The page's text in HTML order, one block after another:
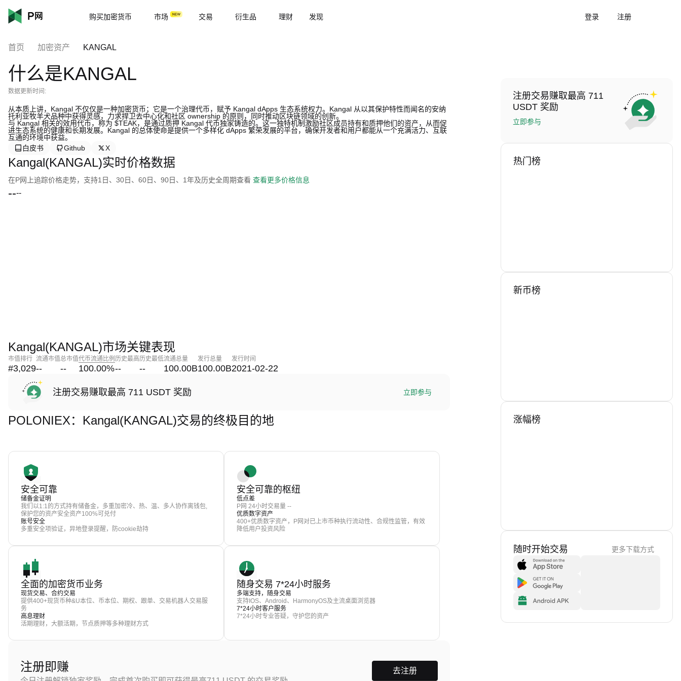
购买加密货币 市场 交易 衍生品 理财 发现 登录 注册
首页 加密资产 KANGAL
什么是KANGAL
数据更新时间:
从本质上讲，Kangal 不仅仅是一种加密货币；它是一个治理代币，赋予 Kangal dApps 生态系统权力。Kangal 从以其保护特性而闻名的安纳
托利亚牧羊犬品种中获得灵感，力求捍卫去中心化和社区 ownership 的原则，同时推动区块链领域的创新。
与 Kangal 相关的效用代币，称为 $TEAK，是通过质押 Kangal 代币独家铸造的。这一独特机制激励社区成员持有和质押他们的资产，从而促
进生态系统的健康和长期发展。Kangal 的总体使命是提供一个多样化 dApps 繁荣发展的平台，确保开发者和用户都能从一个充满活力、互联
互通的环境中获益。
白皮书
Github X
Kangal(KANGAL)实时价格数据
在P网上追踪价格走势，支持1日、30日、60日、90日、1年及历史全周期查看 查看更多价格信息
----
Kangal(KANGAL)市场关键表现
市值排行
#3,029
流通市值
--
总市值
--
代币流通比例
100.00%
历史最高
--
历史最低
--
流通总量
100.00B
发行总量
100.00B
发行时间
2021-02-22
注册交易赚取最高 711 USDT 奖励 立即参与
POLONIEX：Kangal(KANGAL)交易的终极目的地
安全可靠
储备金证明
我们以1:1的方式持有储备金，多重加密冷、热、温、多人协作离钱包,
保护您的资产安全资产100%可兑付
账号安全
多重安全项验证，异地登录提醒，防cookie劫持
安全可靠的枢纽
低点差
P网 24小时交易量 --
优质数字资产
400+优质数字资产，P网对已上市币种执行流动性、合规性监管，有效
降低用户投资风险
全面的加密货币业务
现货交易、合约交易
提供400+现货币种&U本位、币本位、期权、跟单、交易机器人交易服
务
高息理财
活期理财，大额活期，节点质押等多种理财方式
随身交易 7*24小时服务
多端支持，随身交易
支持IOS、Android、HarmonyOS及主流桌面浏览器
7*24小时客户服务
7*24小时专业答疑，守护您的资产
注册即赚 去注册
注册交易赚取最高 711
USDT 奖励
立即参与
热门榜
新币榜
涨幅榜
随时开始交易 更多下载方式